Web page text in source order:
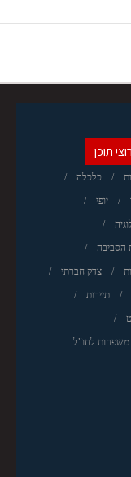
תוכן
כלכלה
יופי
הסביבה
צדק חברתי
תיירות
משפחות לחו"ל